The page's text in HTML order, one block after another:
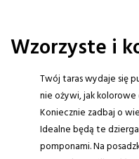
Wzorzyste i
Twój taras wydaje się
nie ożywi, jak
Koniecznie zadbaj o
Idealne będą te
pomponami. Na